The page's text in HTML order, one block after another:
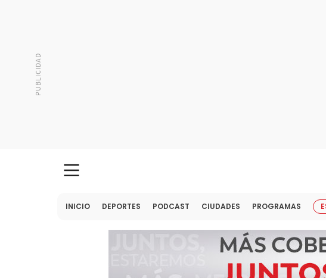
INICIO DEPORTES PODCAST CIUDADES PROGRAMAS